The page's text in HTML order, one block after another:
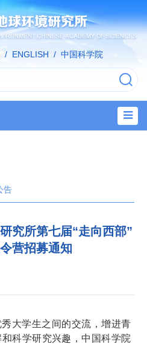
/ ENGLISH / 中国科学院
告
究所第七届“走向西部”
营招募通知
大学生之间的交流，增进青
科学研究兴趣，中国科学院